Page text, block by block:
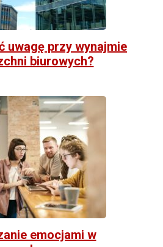
uwagę przy wynajmie
biurowych?
emocjami w